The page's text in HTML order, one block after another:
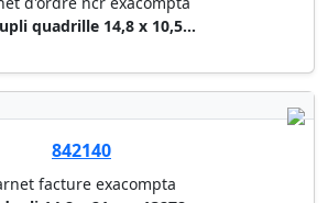
facture exacompta
10,5 x 13,5 cm-13274